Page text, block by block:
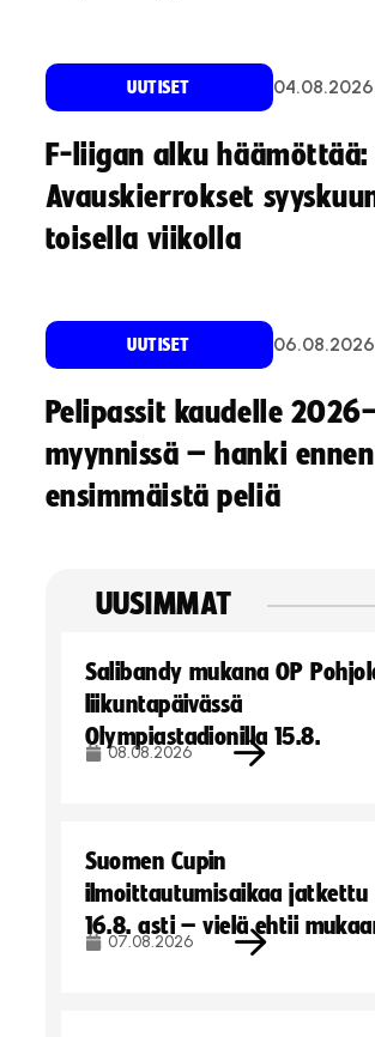
UUTISET 04.08.2026
F-liigan alku häämöttää:
Avauskierrokset
toisella viikolla
UUTISET 06.08.2026
Pelipassit kaudelle
myynnissä – hanki ennen
ensimmäistä peliä
UUSIMMAT
Salibandy mukana OP
liikuntapäivässä
Olympiastadionilla 15.8.
08.08.2026
Suomen Cupin
ilmoittautumisaikaa jatkettu
16.8. asti – vielä ehtii
07.08.2026